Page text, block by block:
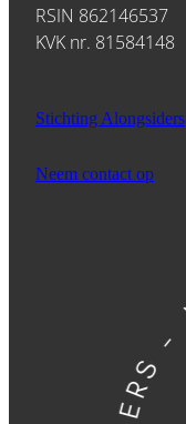
RSIN 862146537
KVK nr. 81584148
Stichting Alongsiders
Neem contact op